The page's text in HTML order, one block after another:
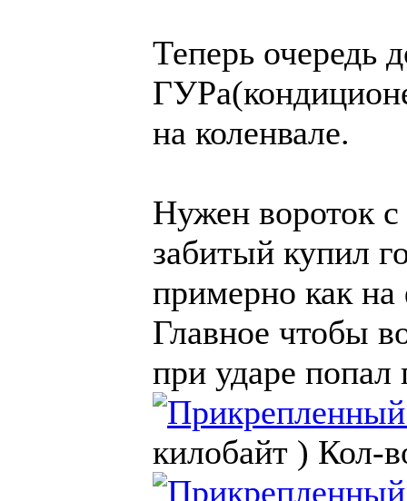
Теперь очередь
на коленвале.
Нужен вороток
забитый купил
примерно как
Главное чтобы
при ударе
килобайт ) Кол-